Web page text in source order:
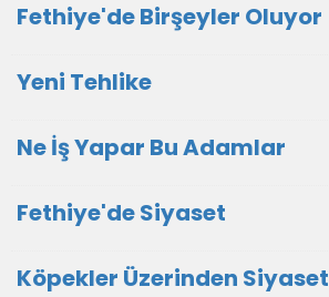
Fethiye'de Birşeyler Oluyor
Yeni Tehlike
Ne İş Yapar Bu Adamlar
Fethiye'de Siyaset
Köpekler Üzerinden Siyaset